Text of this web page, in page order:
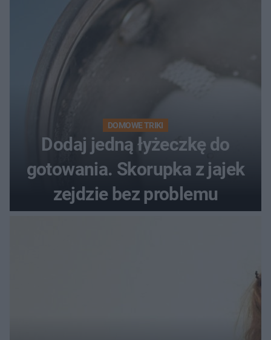
pociemniałą biżuterię
DOMOWE TRIKI
Dodaj jedną łyżeczkę do
gotowania. Skorupka z jajek
zejdzie bez problemu